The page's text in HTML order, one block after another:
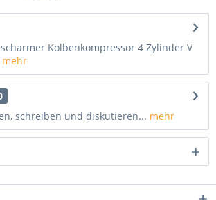
Kolbenkompressor 4 Zylinder V
mehr
schreiben und diskutieren... mehr